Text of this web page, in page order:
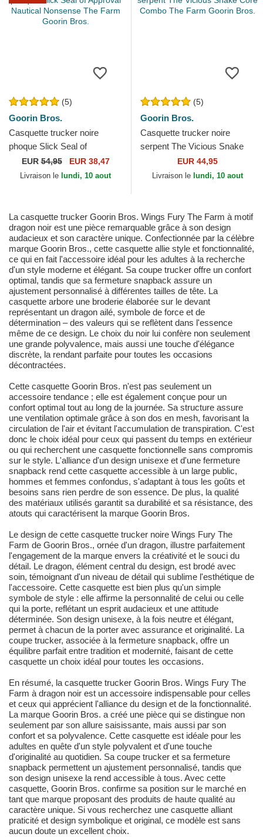
(5)
Goorin Bros.
Casquette trucker noire
phoque Slick Seal of
Approval Nautical Nonsense
The Farm Goorin Bros.
EUR54,95 EUR 38,47
Livraison le lundi, 10 aout
(5)
Goorin Bros.
Casquette trucker noire
serpent The Vicious Snake
Core Combo The Farm
Goorin Bros.
EUR 44,95
Livraison le lundi, 10 aout
La casquette trucker Goorin Bros. Wings Fury The Farm à motif
dragon noir est une pièce remarquable grâce à son design
audacieux et son caractère unique. Confectionnée par la célèbre
marque Goorin Bros., cette casquette allie style et fonctionnalité,
ce qui en fait l'accessoire idéal pour les adultes à la recherche
d'un style moderne et élégant. Sa coupe trucker offre un confort
optimal, tandis que sa fermeture snapback assure un
ajustement personnalisé à différentes tailles de tête. La
casquette arbore une broderie élaborée sur le devant
représentant un dragon ailé, symbole de force et de
détermination – des valeurs qui se reflètent dans l'essence
même de ce design. Le choix du noir lui confère non seulement
une grande polyvalence, mais aussi une touche d'élégance
discrète, la rendant parfaite pour toutes les occasions
décontractées.
Cette casquette Goorin Bros. n'est pas seulement un
accessoire tendance ; elle est également conçue pour un
confort optimal tout au long de la journée. Sa structure assure
une ventilation optimale grâce à son dos en mesh, favorisant la
circulation de l'air et évitant l'accumulation de transpiration. C'est
donc le choix idéal pour ceux qui passent du temps en extérieur
ou qui recherchent une casquette fonctionnelle sans compromis
sur le style. L'alliance d'un design unisexe et d'une fermeture
snapback rend cette casquette accessible à un large public,
hommes et femmes confondus, s'adaptant à tous les goûts et
besoins sans rien perdre de son essence. De plus, la qualité
des matériaux utilisés garantit sa durabilité et sa résistance, des
atouts qui caractérisent la marque Goorin Bros.
Le design de cette casquette trucker noire Wings Fury The
Farm de Goorin Bros., ornée d'un dragon, illustre parfaitement
l'engagement de la marque envers la créativité et le souci du
détail. Le dragon, élément central du design, est brodé avec
soin, témoignant d'un niveau de détail qui sublime l'esthétique de
l'accessoire. Cette casquette est bien plus qu'un simple
symbole de style : elle affirme la personnalité de celui ou celle
qui la porte, reflétant un esprit audacieux et une attitude
déterminée. Son design unisexe, à la fois neutre et élégant,
permet à chacun de la porter avec assurance et originalité. La
coupe trucker, associée à la fermeture snapback, offre un
équilibre parfait entre tradition et modernité, faisant de cette
casquette un choix idéal pour toutes les occasions.
En résumé, la casquette trucker Goorin Bros. Wings Fury The
Farm à dragon noir est un accessoire indispensable pour celles
et ceux qui apprécient l'alliance du design et de la fonctionnalité.
La marque Goorin Bros. a créé une pièce qui se distingue non
seulement par son allure saisissante, mais aussi par son
confort et sa polyvalence. Cette casquette est idéale pour les
adultes en quête d'un style polyvalent et d'une touche
d'originalité au quotidien. Sa coupe trucker et sa fermeture
snapback permettent un ajustement personnalisé, tandis que
son design unisexe la rend accessible à tous. Avec cette
casquette, Goorin Bros. confirme sa position sur le marché en
tant que marque proposant des produits de haute qualité au
caractère unique. Si vous recherchez une casquette alliant
praticité et design symbolique et original, ce modèle est sans
aucun doute un excellent choix.